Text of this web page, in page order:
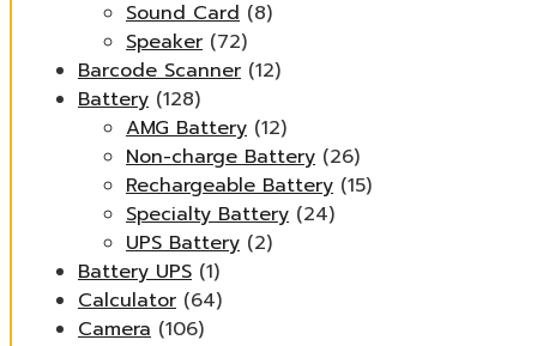
Sound Card (8)
Speaker (72)
Barcode Scanner (12)
Battery (128)
AMG Battery (12)
Non-charge Battery (26)
Rechargeable Battery (15)
Specialty Battery (24)
UPS Battery (2)
Battery UPS (1)
Calculator (64)
Camera (106)